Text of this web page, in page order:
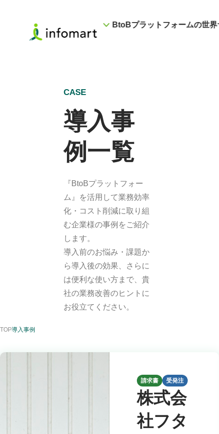
BtoBプラットフォームの世界
CASE
導入事
例一覧
『BtoBプラットフォー
ム』を活用して業務効率
化・コスト削減に取り組
む企業様の事例をご紹介
します。
導入前のお悩み・課題か
ら導入後の効果、さらに
は便利な使い方まで、貴
社の業務改善のヒントに
お役立てください。
TOP導入事例
請求書 受発注
株式会
社フタ